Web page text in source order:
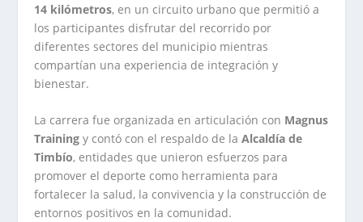
14 kilómetros, en un circuito urbano que permitió a
los participantes disfrutar del recorrido por
diferentes sectores del municipio mientras
compartían una experiencia de integración y
bienestar.
La carrera fue organizada en articulación con Magnus
Training y contó con el respaldo de laAlcaldía de
Timbío, entidades que unieron esfuerzos para
promover el deporte como herramienta para
fortalecer la salud, la convivencia y la construcción de
entornos positivos en la comunidad.